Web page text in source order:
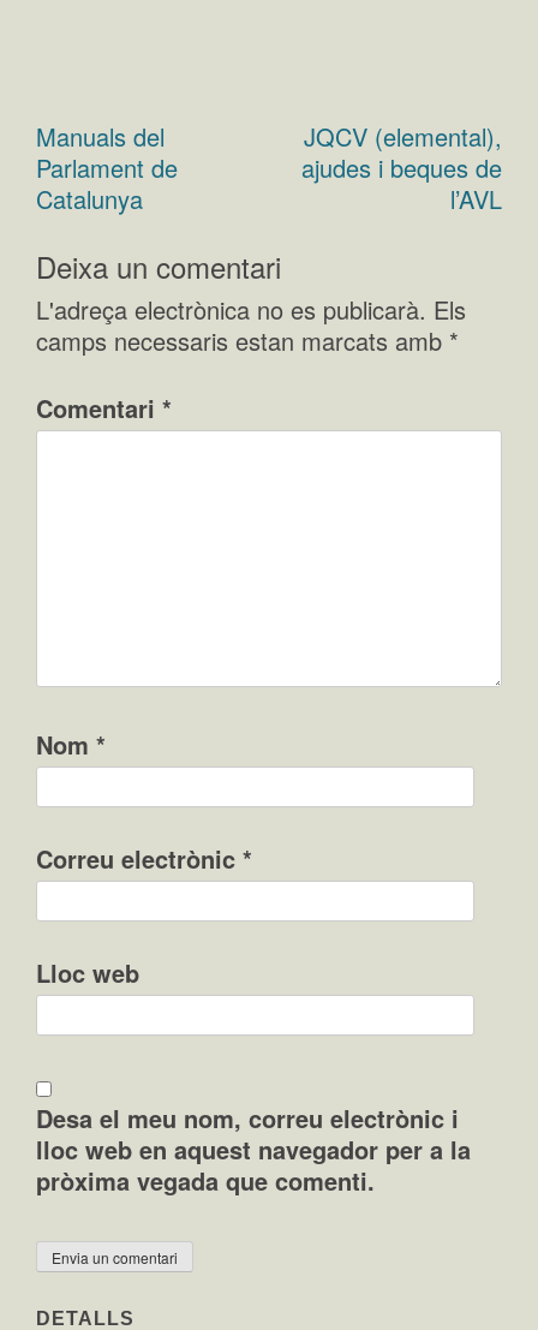
Navegació
d'entrades
Manuals del
Parlament de
Catalunya
JQCV (elemental),
ajudes i beques de
l’AVL
Deixa un comentari
L'adreça electrònica no es publicarà. Els
camps necessaris estan marcats amb *
Comentari *
Nom *
Correu electrònic *
Lloc web
Desa el meu nom, correu electrònic i
lloc web en aquest navegador per a la
pròxima vegada que comenti.
DETALLS